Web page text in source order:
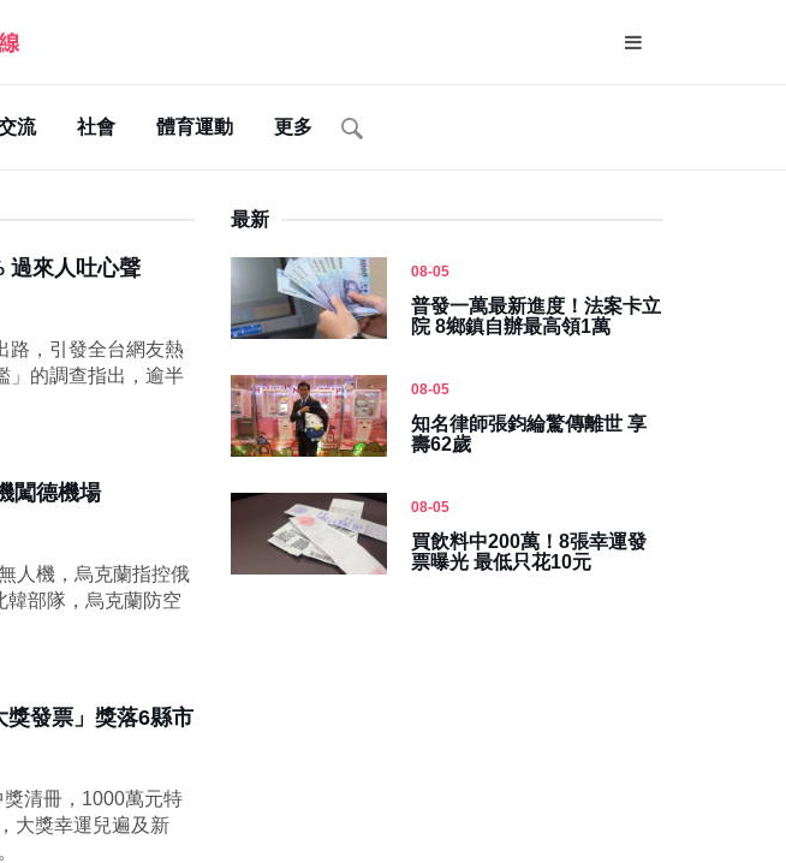
流 社會 體育運動 更多
過來人吐心聲
路，引發全台網友熱
」的調查指出，逾半
闖德機場
人機，烏克蘭指控俄
韓部隊，烏克蘭防空
獎發票」獎落6縣市
清冊，1000萬元特
大獎幸運兒遍及新
最新
08-05
普發一萬最新進度！法案卡立
院 8鄉鎮自辦最高領1萬
08-05
知名律師張鈞綸驚傳離世 享
壽62歲
08-05
買飲料中200萬！8張幸運發
票曝光 最低只花10元